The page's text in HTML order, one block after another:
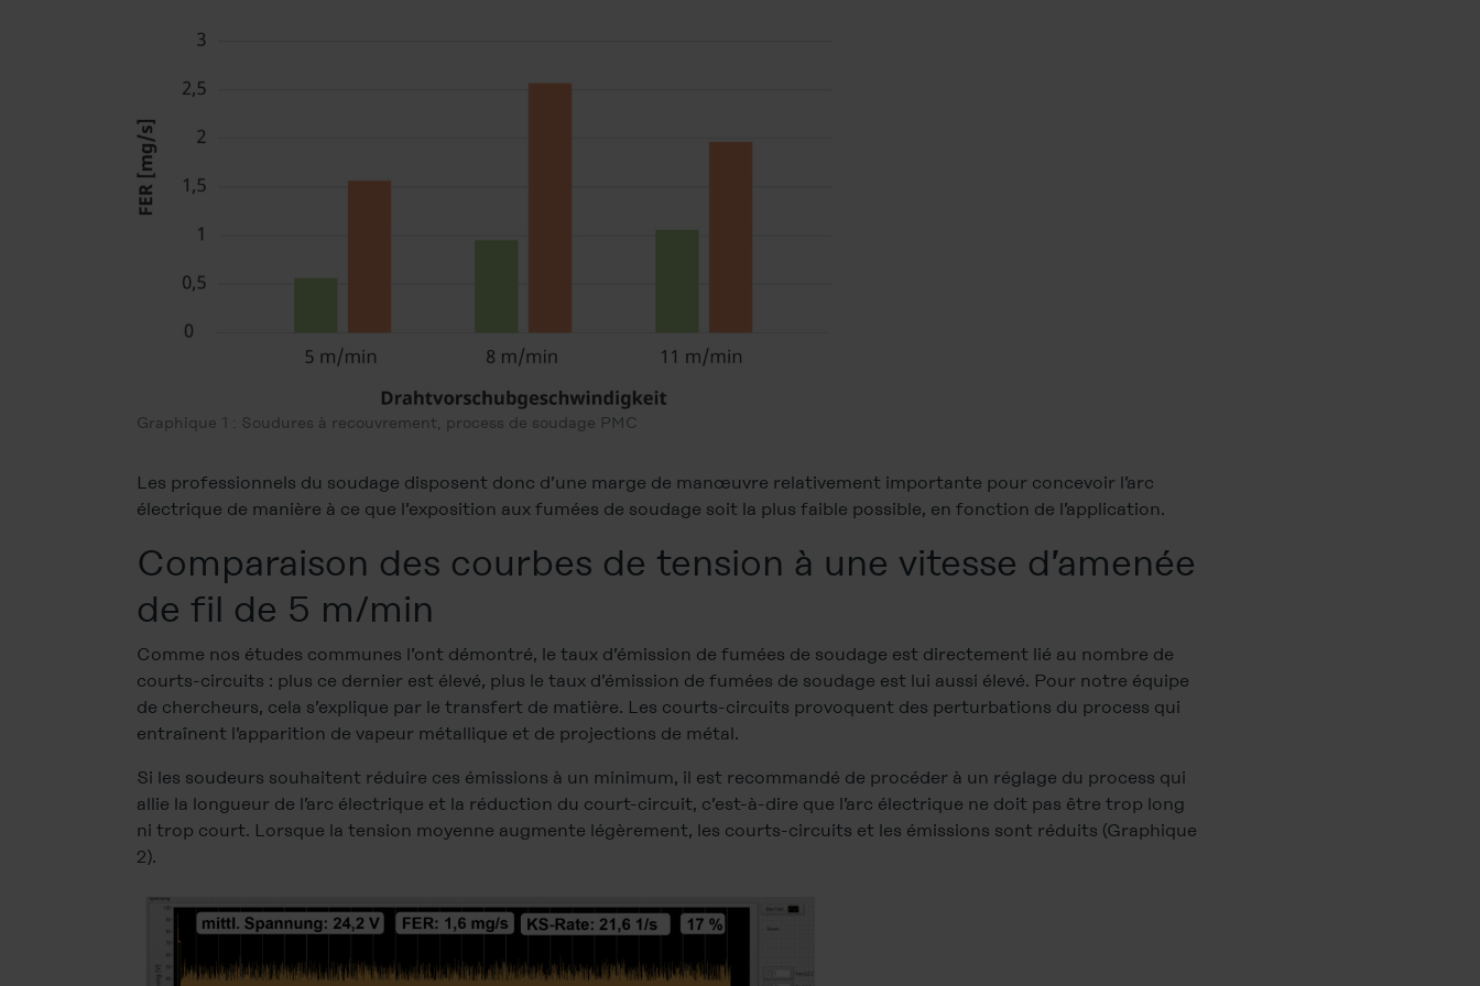
Graphique 1 : Soudures à recouvrement, process de soudage PMC
Les professionnels du soudage disposent donc d’une marge de manœuvre relativement importante pour concevoir l’arc
électrique de manière à ce que l’exposition aux fumées de soudage soit la plus faible possible, en fonction de l’application.
Comparaison des courbes de tension à une vitesse d’amenée
de fil de 5 m/min
Comme nos études communes l’ont démontré, le taux d’émission de fumées de soudage est directement lié au nombre de
courts-circuits : plus ce dernier est élevé, plus le taux d’émission de fumées de soudage est lui aussi élevé. Pour notre équipe
de chercheurs, cela s’explique par le transfert de matière. Les courts-circuits provoquent des perturbations du process qui
entraînent l’apparition de vapeur métallique et de projections de métal.
Si les soudeurs souhaitent réduire ces émissions à un minimum, il est recommandé de procéder à un réglage du process qui
allie la longueur de l’arc électrique et la réduction du court-circuit, c’est-à-dire que l’arc électrique ne doit pas être trop long
ni trop court. Lorsque la tension moyenne augmente légèrement, les courts-circuits et les émissions sont réduits (Graphique
2).